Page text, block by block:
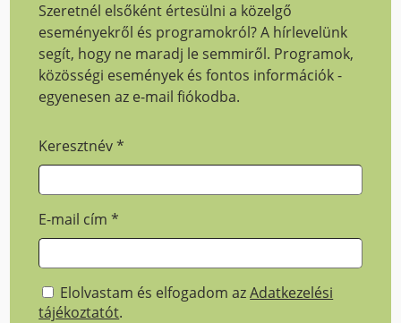
Szeretnél elsőként értesülni a közelgő
eseményekről és programokról? A hírlevelünk
segít, hogy ne maradj le semmiről. Programok,
közösségi események és fontos információk -
egyenesen az e-mail fiókodba.
Keresztnév*
E-mail cím*
Elolvastam és elfogadom azAdatkezelési
tájékoztatót.